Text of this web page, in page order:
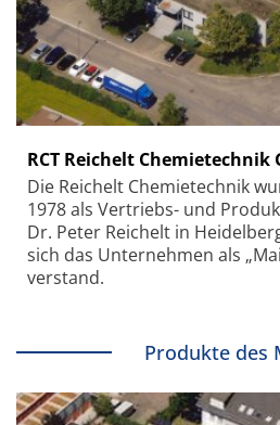
RCT Reichelt Chemietechnik
Die Reichelt Chemietechnik
1978 als Vertriebs- und
Dr. Peter Reichelt in
sich das Unternehmen als
verstand.
Produkte des